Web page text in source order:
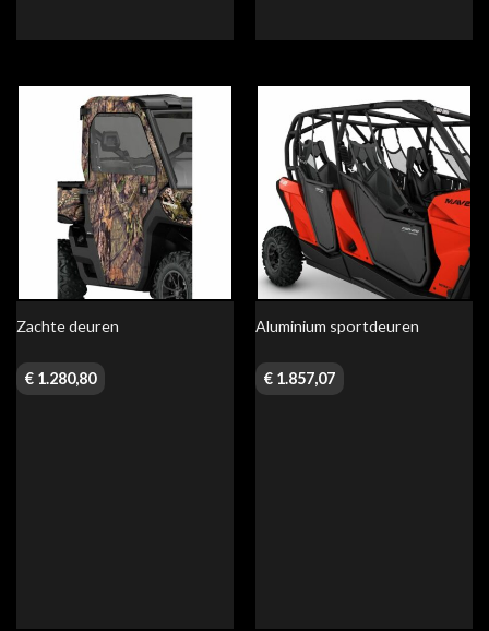
Zachte deuren
€1.280,80
Aluminium sportdeuren
€1.857,07